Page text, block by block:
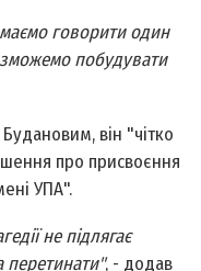
говорити один
побудувати
Будановим, він "чітко
про присвоєння
УПА".
не підлягає
перетинати", - додав